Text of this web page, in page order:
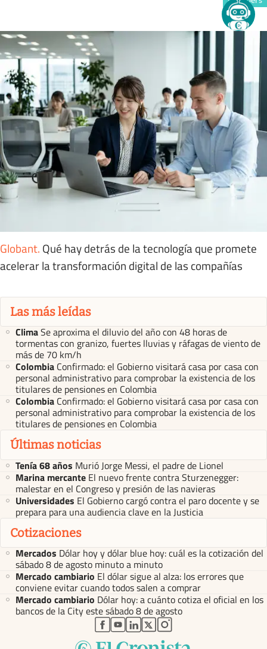
Globant. Qué hay detrás de la tecnología que promete
acelerar la transformación digital de las compañías
Las más leídas
ClimaSe aproxima el diluvio del año con 48 horas de
tormentas con granizo, fuertes lluvias y ráfagas de viento de
más de 70 km/h
Colombia Confirmado: el Gobierno visitará casa por casa con
personal administrativo para comprobar la existencia de los
titulares de pensiones en Colombia
Colombia Confirmado: el Gobierno visitará casa por casa con
personal administrativo para comprobar la existencia de los
titulares de pensiones en Colombia
Últimas noticias
Tenía 68 años Murió Jorge Messi, el padre de Lionel
Marina mercante El nuevo frente contra Sturzenegger:
malestar en el Congreso y presión de las navieras
Universidades El Gobierno cargó contra el paro docente y se
prepara para una audiencia clave en la Justicia
Cotizaciones
Mercados Dólar hoy y dólar blue hoy: cuál es la cotización del
sábado 8 de agosto minuto a minuto
Mercado cambiario El dólar sigue al alza: los errores que
conviene evitar cuando todos salen a comprar
Mercado cambiario Dólar hoy: a cuánto cotiza el oficial en los
bancos de la City este sábado 8 de agosto
abre en nueva pestaña
abre en nueva pestaña
abre en nueva pestaña
abre en nueva pestaña
abre en nueva pestaña